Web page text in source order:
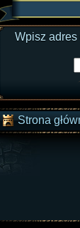
Wpisz
Strona